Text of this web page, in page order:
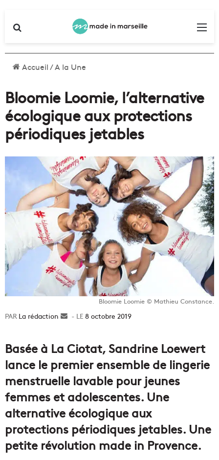
Accueil/A la Une
Bloomie Loomie, l’alternative
écologique aux protections
périodiques jetables
Bloomie Loomie © Mathieu Constance.
La rédaction
Envoyer8 octobre 2019
Basée à La Ciotat, Sandrine Loewert
lance le premier ensemble de lingerie
menstruelle lavable pour jeunes
femmes et adolescentes. Une
alternative écologique aux
protections périodiques jetables. Une
petite révolution made in Provence.